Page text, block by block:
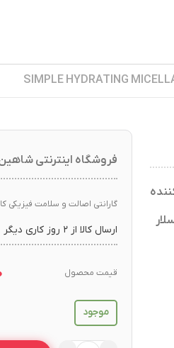
فروشگاه اینترنتی
گارانتی اصالت و سلامت فیزیکی
ارسال کالا از ۲ روز کاری دیگر
قیمت محصول
موجود